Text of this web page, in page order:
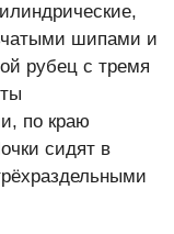
шипами и
рубец с тремя
по краю
сидят в